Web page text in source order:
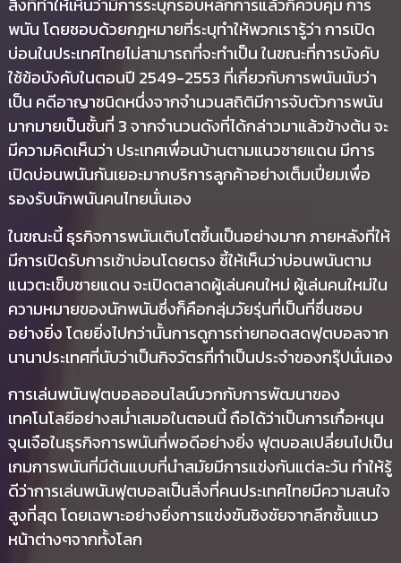
สิ่งที่ทำให้เห็นว่ามีการระบุกรอบหลักการแล้วก็ควบคุม การ
พนัน โดยชอบด้วยกฎหมายที่ระบุทำให้พวกเรารู้ว่า การเปิด
บ่อนในประเทศไทยไม่สามารถที่จะทำเป็น ในขณะที่การบังคับ
ใช้ข้อบังคับในตอนปี 2549-2553 ที่เกี่ยวกับการพนันนับว่า
เป็น คดีอาญาชนิดหนึ่งจากจำนวนสถิติมีการจับตัวการพนัน
มากมายเป็นชั้นที่ 3 จากจำนวนดังที่ได้กล่าวมาแล้วข้างต้น จะ
มีความคิดเห็นว่า ประเทศเพื่อนบ้านตามแนวชายแดน มีการ
เปิดบ่อนพนันกันเยอะมากบริการลูกค้าอย่างเต็มเปี่ยมเพื่อ
รองรับนักพนันคนไทยนั่นเอง
ในขณะนี้ ธุรกิจการพนันเติบโตขึ้นเป็นอย่างมาก ภายหลังที่ให้
มีการเปิดรับการเข้าบ่อนโดยตรง ชี้ให้เห็นว่าบ่อนพนันตาม
แนวตะเข็บชายแดน จะเปิดตลาดผู้เล่นคนใหม่ ผู้เล่นคนใหม่ใน
ความหมายของนักพนันซึ่งก็คือกลุ่มวัยรุ่นที่เป็นที่ชื่นชอบ
อย่างยิ่ง โดยยิ่งไปกว่านั้นการดูการถ่ายทอดสดฟุตบอลจาก
นานาประเทศที่นับว่าเป็นกิจวัตรที่ทำเป็นประจำของกรุ๊ปนั่นเอง
การเล่นพนันฟุตบอลออนไลน์บวกกับการพัฒนาของ
เทคโนโลยีอย่างสม่ำเสมอในตอนนี้ ถือได้ว่าเป็นการเกื้อหนุน
จุนเจือในธุรกิจการพนันที่พอดีอย่างยิ่ง ฟุตบอลเปลี่ยนไปเป็น
เกมการพนันที่มีต้นแบบที่นำสมัยมีการแข่งกันแต่ละวัน ทำให้รู้
ดีว่าการเล่นพนันฟุตบอลเป็นสิ่งที่คนประเทศไทยมีความสนใจ
สูงที่สุด โดยเฉพาะอย่างยิ่งการแข่งขันชิงชัยจากลีกชั้นแนว
หน้าต่างๆจากทั้งโลก